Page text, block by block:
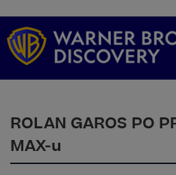
ROLAN GAROS PO
MAX-u